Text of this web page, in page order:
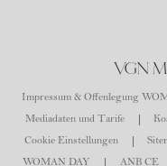
VGN
Impressum & Offenlegung
Mediadaten und Tarife
Cookie Einstellungen
WOMAN DAY
ANB CE